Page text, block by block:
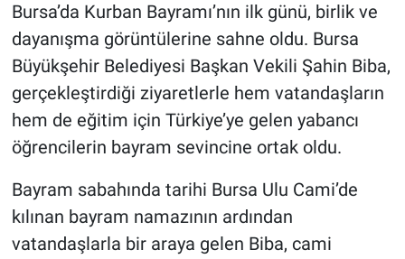
Bursa’da Kurban Bayramı’nın ilk günü, birlik ve
dayanışma görüntülerine sahne oldu. Bursa
Büyükşehir Belediyesi Başkan Vekili Şahin Biba,
gerçekleştirdiği ziyaretlerle hem vatandaşların
hem de eğitim için Türkiye’ye gelen yabancı
öğrencilerin bayram sevincine ortak oldu.
Bayram sabahında tarihi Bursa Ulu Cami’de
kılınan bayram namazının ardından
vatandaşlarla bir araya gelen Biba, cami
Siyaset
Yaşam
Spor
Nöbetçi Eczaneler